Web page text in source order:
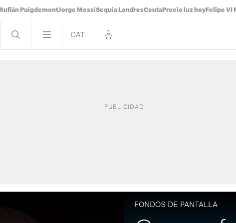
Rufián PuigdemontJorge MessiSequía LondresCeuta Precio luz hoy Felipe VI
FONDOS DE PANTALLA